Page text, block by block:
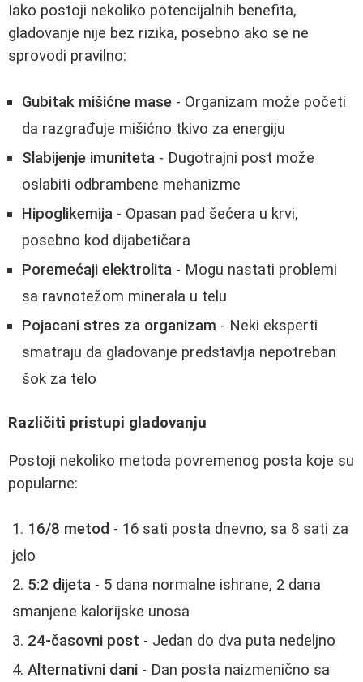
Iako postoji nekoliko potencijalnih benefita,
gladovanje nije bez rizika, posebno ako se ne
sprovodi pravilno:
Gubitak mišićne mase - Organizam može početi
da razgrađuje mišićno tkivo za energiju
Slabijenje imuniteta - Dugotrajni post može
oslabiti odbrambene mehanizme
Hipoglikemija - Opasan pad šećera u krvi,
posebno kod dijabetičara
Poremećaji elektrolita - Mogu nastati problemi
sa ravnotežom minerala u telu
Pojacani stres za organizam - Neki eksperti
smatraju da gladovanje predstavlja nepotreban
šok za telo
Različiti pristupi gladovanju
Postoji nekoliko metoda povremenog posta koje su
popularne:
16/8 metod - 16 sati posta dnevno, sa 8 sati za
jelo
5:2 dijeta - 5 dana normalne ishrane, 2 dana
smanjene kalorijske unosa
24-časovni post - Jedan do dva puta nedeljno
Alternativni dani - Dan posta naizmenično sa